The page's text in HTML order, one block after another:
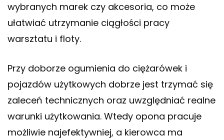
wybranych marek czy akcesoria, co może
ułatwiać utrzymanie ciągłości pracy
warsztatu i floty.
Przy doborze ogumienia do ciężarówek i
pojazdów użytkowych dobrze jest trzymać się
zaleceń technicznych oraz uwzględniać realne
warunki użytkowania. Wtedy opona pracuje
możliwie najefektywniej, a kierowca ma